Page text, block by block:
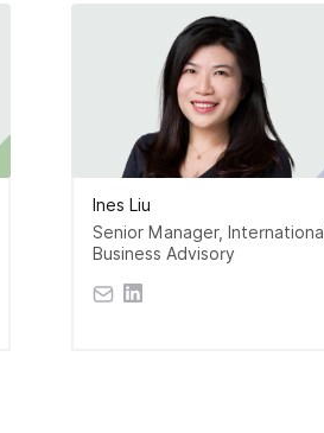
Ines Liu
Senior Manager, International
Business Advisory